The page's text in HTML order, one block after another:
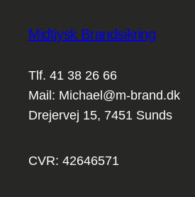
Midtjysk Brandsikring
Tlf. 41 38 26 66
Mail: Michael@m-brand.dk
Drejervej 15, 7451 Sunds
CVR: 42646571